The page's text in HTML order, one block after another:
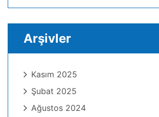
Arşivler
Kasım 2025
Şubat 2025
Ağustos 2024